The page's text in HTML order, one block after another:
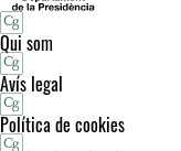
Qui som
Avís legal
Política de cookies